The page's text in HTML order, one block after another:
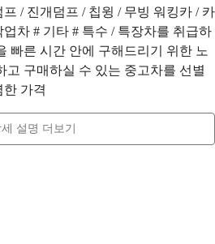
/ 진개덤프 / 칩윙 / 무빙 워킹카 / 카
차 # 기타 # 특수 / 특장차를 취급하
빠른 시간 안에 구해드리기 위한 노
고 구매하실 수 있는 중고차를 선별
가격
설명 더보기